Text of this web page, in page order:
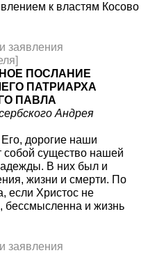
к властям Косово
заявления
ПОСЛАНИЕ
ПАТРИАРХА
ПАВЛА
Андрея
дорогие наши
собой существо нашей
В них был и
жизни и смерти. По
если Христос не
бессмысленна и жизнь
заявления